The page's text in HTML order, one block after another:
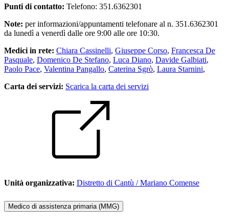
Punti di contatto: Telefono: 351.6362301
Note: per informazioni/appuntamenti telefonare al n. 351.6362301
da lunedì a venerdì dalle ore 9:00 alle ore 10:30.
Medici in rete: Chiara Cassinelli, Giuseppe Corso, Francesca De
Pasquale, Domenico De Stefano, Luca Diano, Davide Galbiati,
Paolo Pace, Valentina Pangallo, Caterina Sgrò, Laura Starnini,
Carta dei servizi: Scarica la carta dei servizi
Unità organizzativa: Distretto di Cantù / Mariano Comense
Medico di assistenza primaria (MMG)